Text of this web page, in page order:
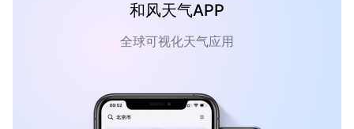
和风天气APP
全球可视化天气应用